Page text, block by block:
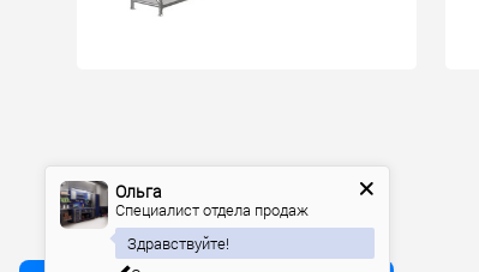
Ольга
Специалист отдела продаж
Здравствуйте!